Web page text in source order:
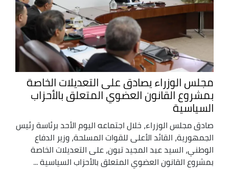
مجلس الوزراء يصادق على التعديلات الخاصة
بمشروع القانون العضوي المتعلق بالأحزاب
السياسية
صادق مجلس الوزراء، خلال اجتماعه اليوم الأحد برئاسة رئيس
الجمهورية، القائد الأعلى للقوات المسلحة، وزير الدفاع
الوطني، السيد عبد المجيد تبون، على التعديلات الخاصة
بمشروع القانون العضوي المتعلق بالأحزاب السياسية ...